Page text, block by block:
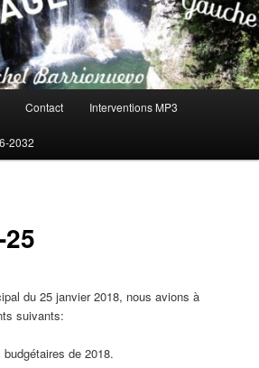
Contact Interventions MP3
2032
du 25 janvier 2018, nous avions à
suivants:
budgétaires de 2018.